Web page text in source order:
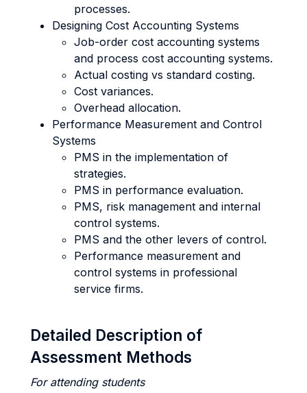
processes.
Designing Cost Accounting Systems
Job-order cost accounting systems
and process cost accounting systems.
Actual costing vs standard costing.
Cost variances.
Overhead allocation.
Performance Measurement and Control
Systems
PMS in the implementation of
strategies.
PMS in performance evaluation.
PMS, risk management and internal
control systems.
PMS and the other levers of control.
Performance measurement and
control systems in professional
service firms.
Detailed Description of
Assessment Methods
For attending students